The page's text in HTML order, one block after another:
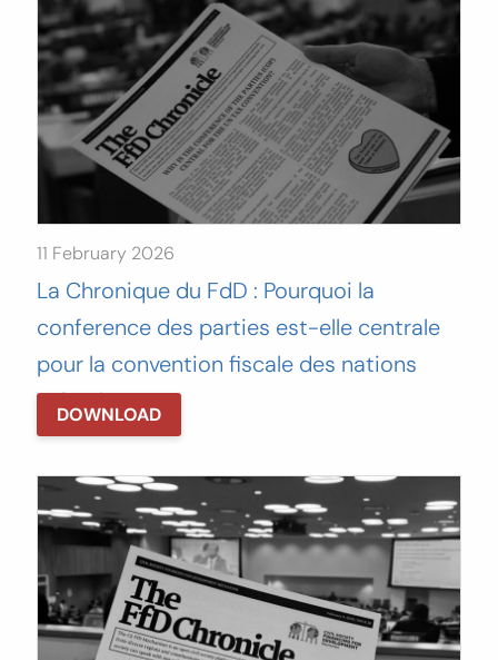
11 February 2026
La Chronique du FdD : Pourquoi la
conference des parties est-elle centrale
pour la convention fiscale des nations
unies ?
DOWNLOAD